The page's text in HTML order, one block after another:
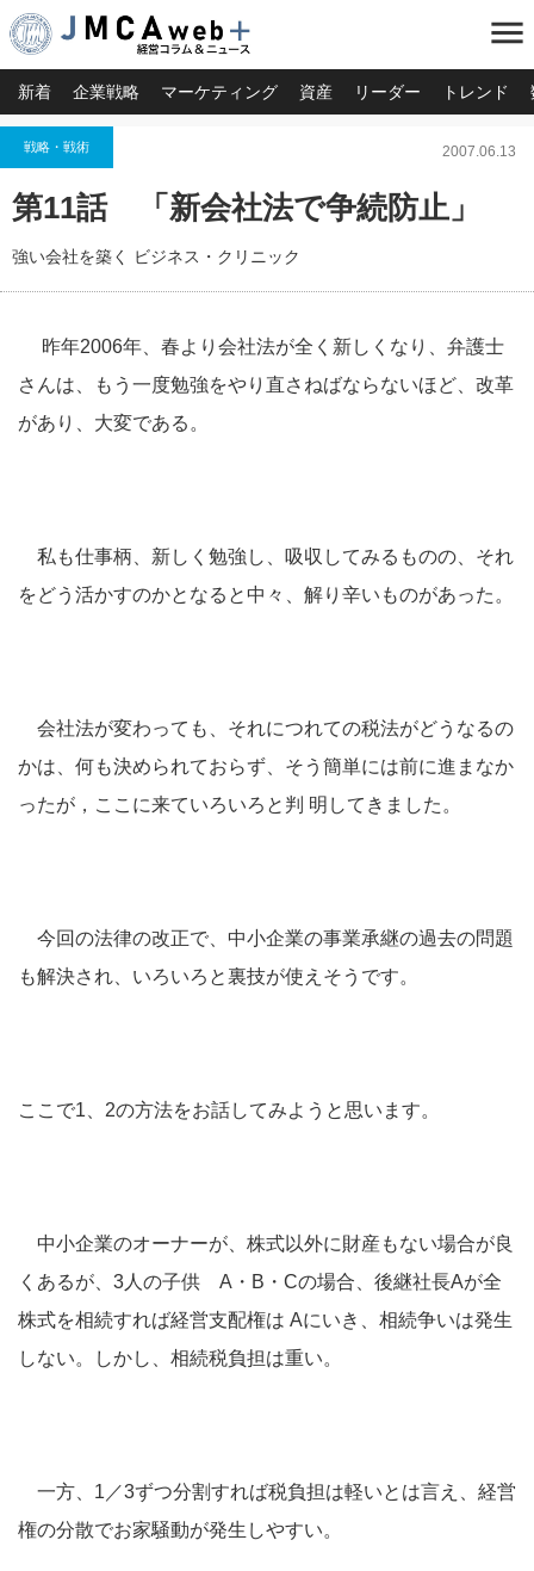
menu
新着 企業戦略 マーケティング 資産 リーダー トレンド
戦略・戦術 2007.06.13
第11話 「新会社法で争続防止」
強い会社を築く ビジネス・クリニック
昨年2006年、春より会社法が全く新しくなり、弁護士
さんは、もう一度勉強をやり直さねばならないほど、改革
があり、大変である。
私も仕事柄、新しく勉強し、吸収してみるものの、それ
をどう活かすのかとなると中々、解り辛いものがあった。
会社法が変わっても、それにつれての税法がどうなるの
かは、何も決められておらず、そう簡単には前に進まなか
ったが，ここに来ていろいろと判 明してきました。
今回の法律の改正で、中小企業の事業承継の過去の問題
も解決され、いろいろと裏技が使えそうです。
ここで1、2の方法をお話してみようと思います。
中小企業のオーナーが、株式以外に財産もない場合が良
くあるが、3人の子供 A・B・Cの場合、後継社長Aが全
株式を相続すれば経営支配権は Aにいき、相続争いは発生
しない。しかし、相続税負担は重い。
一方、1／3ずつ分割すれば税負担は軽いとは言え、経営
権の分散でお家騒動が発生しやすい。